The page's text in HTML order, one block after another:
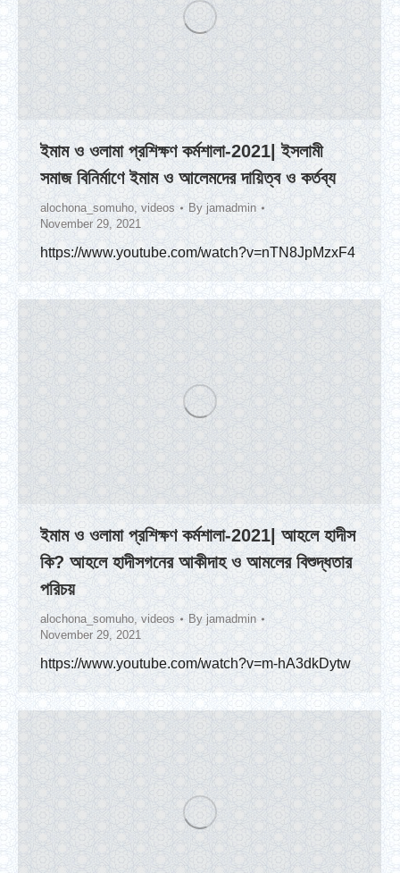
ইমাম ও ওলামা প্রশিক্ষণ কর্মশালা-2021| ইসলামী
সমাজ বিনির্মাণে ইমাম ও আলেমদের দায়িত্ব ও কর্তব্য
alochona_somuho, videos By jamadmin
November 29, 2021
https://www.youtube.com/watch?v=nTN8JpMzxF4
ইমাম ও ওলামা প্রশিক্ষণ কর্মশালা-2021| আহলে হাদীস
কি? আহলে হাদীসগনের আকীদাহ ও আমলের বিশুদ্ধতার
পরিচয়
alochona_somuho, videos By jamadmin
November 29, 2021
https://www.youtube.com/watch?v=m-hA3dkDytw